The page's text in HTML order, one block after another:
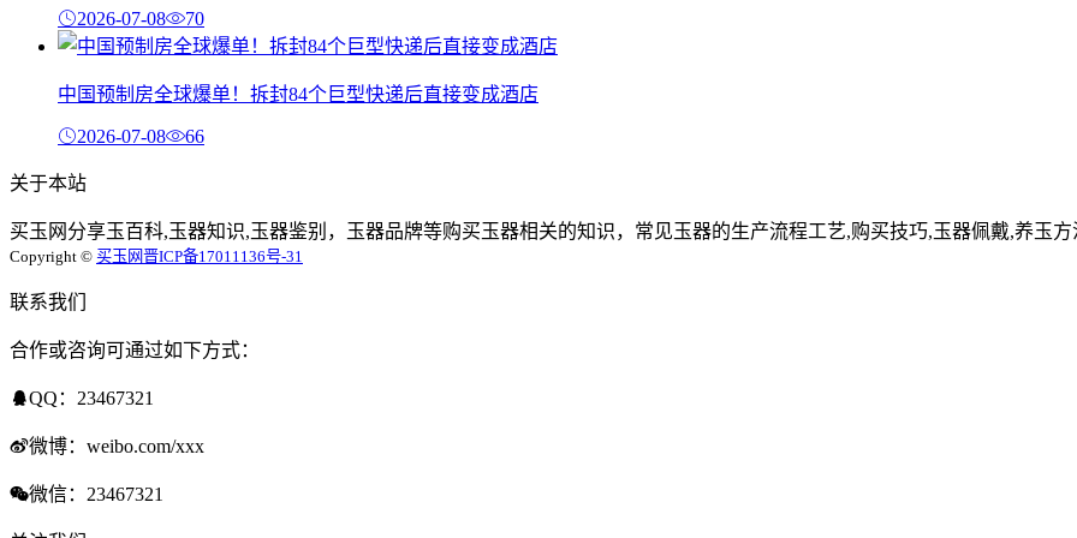
2026-07-08 70
中国预制房全球爆单！拆封84个巨型快递后直接变成酒店
2026-07-08 66
关于本站
买玉网分享玉百科,玉器知识,玉器鉴别，玉器品牌等购买玉器相关的知识，常见玉器的生产流程工艺,购买技巧,玉器佩戴,养玉方
Copyright © 买玉网晋ICP备17011136号-31
联系我们
合作或咨询可通过如下方式：
QQ：23467321
微博：weibo.com/xxx
微信：23467321